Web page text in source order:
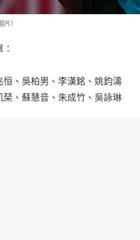
）
恒、吳柏男、李漢銘、姚鈞濤
琹、蘇慧音、朱成竹、吳詠琳